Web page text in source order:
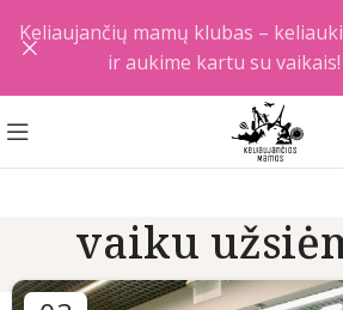
vaiku
Keliaujančių mamų klubas –
ir aukime kartu su